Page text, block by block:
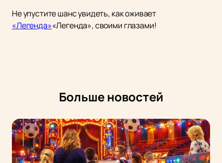
Не упустите шанс увидеть, как оживает
«Легенда»«Легенда», своими глазами!
Больше новостей